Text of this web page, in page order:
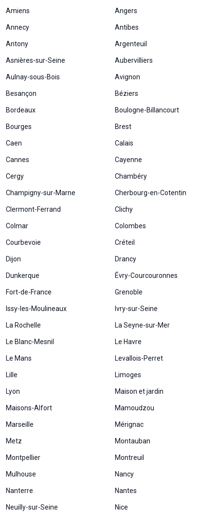
Amiens Angers
Annecy Antibes
Antony Argenteuil
Asnières-sur-Seine Aubervilliers
Aulnay-sous-Bois Avignon
Besançon Béziers
Bordeaux Boulogne-Billancourt
Bourges Brest
Caen Calais
Cannes Cayenne
Cergy Chambéry
Champigny-sur-Marne Cherbourg-en-Cotentin
Clermont-Ferrand Clichy
Colmar Colombes
Courbevoie Créteil
Dijon Drancy
Dunkerque Évry-Courcouronnes
Fort-de-France Grenoble
Issy-les-Moulineaux Ivry-sur-Seine
La Rochelle La Seyne-sur-Mer
Le Blanc-Mesnil Le Havre
Le Mans Levallois-Perret
Lille Limoges
Lyon Maison et jardin
Maisons-Alfort Mamoudzou
Marseille Mérignac
Metz Montauban
Montpellier Montreuil
Mulhouse Nancy
Nanterre Nantes
Neuilly-sur-Seine Nice
sont pas
sont
nécessaires au
fonctionnement
du site Web.
Statistiques
nous
améliorer la
et la structure
du site Web,
de la façon
Web est
Afin que notre
aussi bien que
de votre visite.
refusez ces
certaines
fonctionnalités
du site Web.
Marketing
votre intérêt et
comportement
visitez notre
site, vous
augmentez les
chances de
contenu et des
personnalisés.